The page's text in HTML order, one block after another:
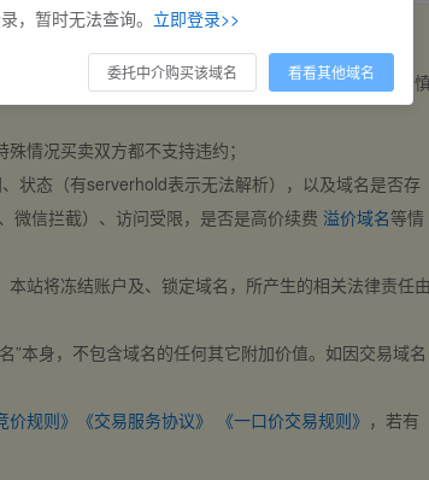
。买卖双方都不支持违约，一旦出价不支持撤销，请
情况买卖双方都不支持违约；
状态（有serverhold表示无法解析），以及域名是否存
微信拦截）、访问受限，是否是高价续费 溢价域名等情
站将冻结账户及、锁定域名，所产生的相关法律责任
”本身，不包含域名的任何其它附加价值。如因交易域名
价规则》 《交易服务协议》 《一口价交易规则》 ，若有
，暂时无法查询。 立即登录>>
委托中介购买该域名 看看其他域名